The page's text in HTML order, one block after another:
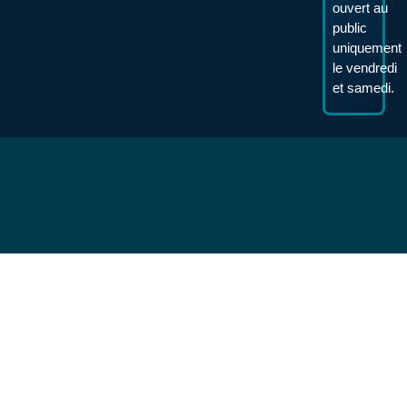
ouvert au
public
uniquement
le vendredi
et samedi.